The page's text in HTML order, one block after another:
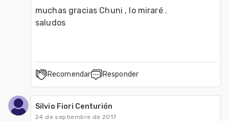
muchas gracias Chuni , lo miraré .
saludos
Recomendar Responder
Silvio Fiori Centurión
24 de septiembre de 2017